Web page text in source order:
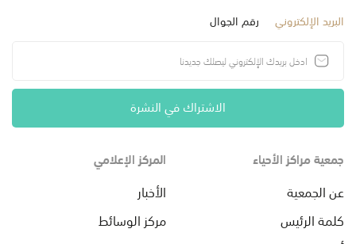
البريد الإلكتروني رقم الجوال
الاشتراك في النشرة
جمعية مراكز الأحياء
عن الجمعية
كلمة الرئيس
المركز الإعلامي
الأخبار
مركز الوسائط